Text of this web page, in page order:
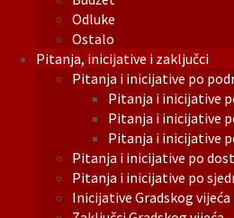
Odluke
Ostalo
Pitanja, inicijative i zaključci
Pitanja i inicijative po
Pitanja i inicijative
Pitanja i inicijative
Pitanja i inicijative
Pitanja i inicijative po
Pitanja i inicijative po
Inicijative Gradskog vijeća